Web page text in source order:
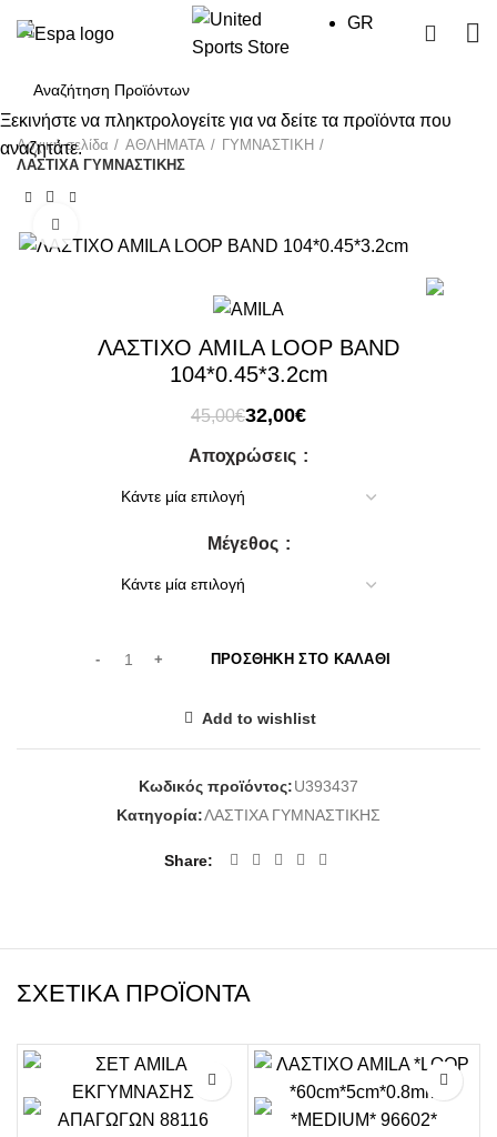
GR
Αρχική σελίδα ΑΘΛΗΜΑΤΑ
ΓΥΜΝΑΣΤΙΚΗ
ΛΑΣΤΙΧΑ ΓΥΜΝΑΣΤΙΚΗΣ
ΛΑΣΤΙΧΟ AMILA LOOP BAND
104*0.45*3.2cm
45,00€Original
was:
32,00€Η
τιμή
32,00€.
Αποχρώσεις
Μέγεθος
ΠΡΟΣΘΉΚΗ ΣΤΟ ΚΑΛΆΘΙ
Add to wishlist
Κωδικός προϊόντος:U393437
Κατηγορία:ΛΑΣΤΙΧΑ ΓΥΜΝΑΣΤΙΚΗΣ
Share
ΣΧΕΤΙΚΆ ΠΡΟΪΌΝΤΑ
Ξεκινήστε να πληκτρολογείτε για να δείτε τα προϊόντα που
αναζητάτε.